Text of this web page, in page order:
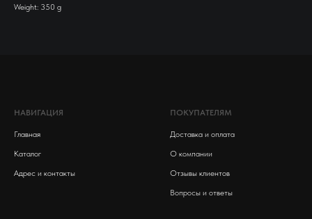
Weight: 350 g
НАВИГАЦИЯ
Главная
Каталог
Адрес и контакты
ПОКУПАТЕЛЯМ
Доставка и оплата
О компании
Отзывы клиентов
Вопросы и ответы